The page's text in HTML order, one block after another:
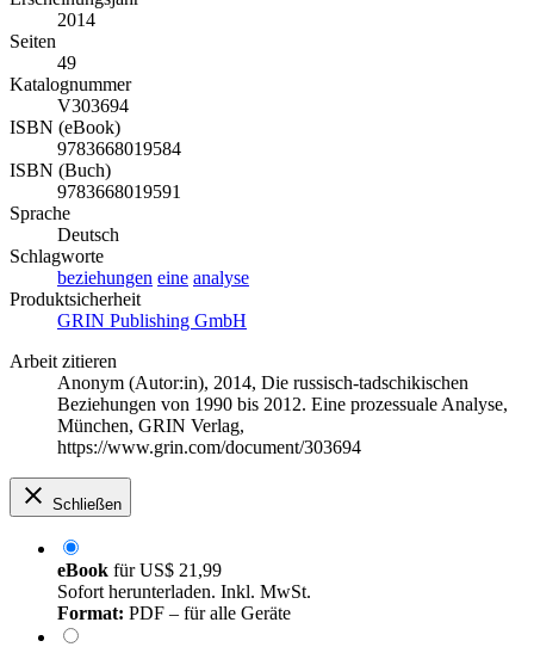
2014
Seiten
49
Katalognummer
V303694
ISBN (eBook)
9783668019584
ISBN (Buch)
9783668019591
Sprache
Deutsch
Schlagworte
beziehungen eine analyse
Produktsicherheit
GRIN Publishing GmbH
Arbeit zitieren
Anonym (Autor:in), 2014, Die russisch-tadschikischen
Beziehungen von 1990 bis 2012. Eine prozessuale Analyse,
München, GRIN Verlag,
https://www.grin.com/document/303694
Schließen
eBook fürUS$ 21,99
Sofort herunterladen. Inkl. MwSt.
Format: PDF – für alle Geräte